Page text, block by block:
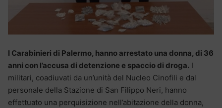
I Carabinieri di Palermo, hanno arrestato una donna, di 36
anni con l’accusa di detenzione e spaccio di droga. I
militari, coadiuvati da un’unità del Nucleo Cinofili e dal
personale della Stazione di San Filippo Neri, hanno
effettuato una perquisizione nell’abitazione della donna,